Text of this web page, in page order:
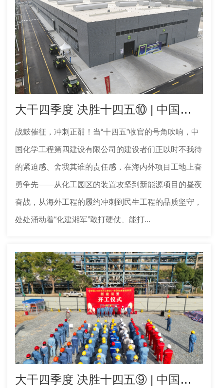
大干四季度 决胜十四五⑩ | 中国化学工程四化建多个工程项目取得新进展
战鼓催征，冲刺正酣！当“十四五”收官的号角吹响，中
国化学工程第四建设有限公司的建设者们正以时不我待
的紧迫感、舍我其谁的责任感，在海内外项目工地上奋
勇争先——从化工园区的装置攻坚到新能源项目的昼夜
奋战，从海外工程的履约冲刺到民生工程的品质坚守，
处处涌动着“化建湘军”敢打硬仗、能打...
大干四季度 决胜十四五⑨ | 中国化学工程四化建承建湖南石化乙烯配套改造项目新建装置开工